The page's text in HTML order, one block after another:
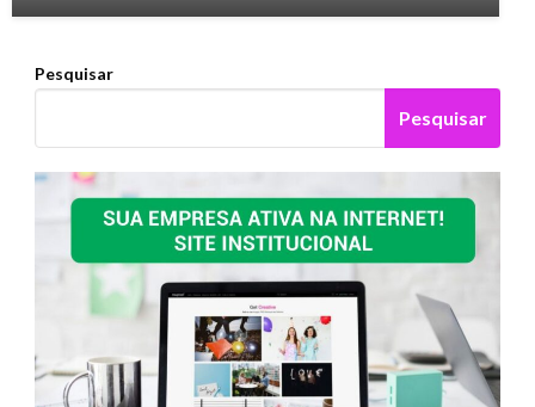
Pesquisar
Pesquisar